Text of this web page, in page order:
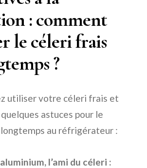
: comment
le céleri frais
?
utiliser votre céleri frais et
astuces pour le
au réfrigérateur :
l’ami du céleri :